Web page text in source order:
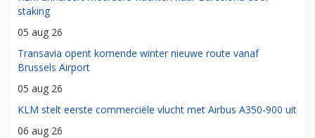
staking
05 aug 26
Transavia opent komende winter nieuwe route vanaf
Brussels Airport
05 aug 26
KLM stelt eerste commerciële vlucht met Airbus A350-900 uit
06 aug 26